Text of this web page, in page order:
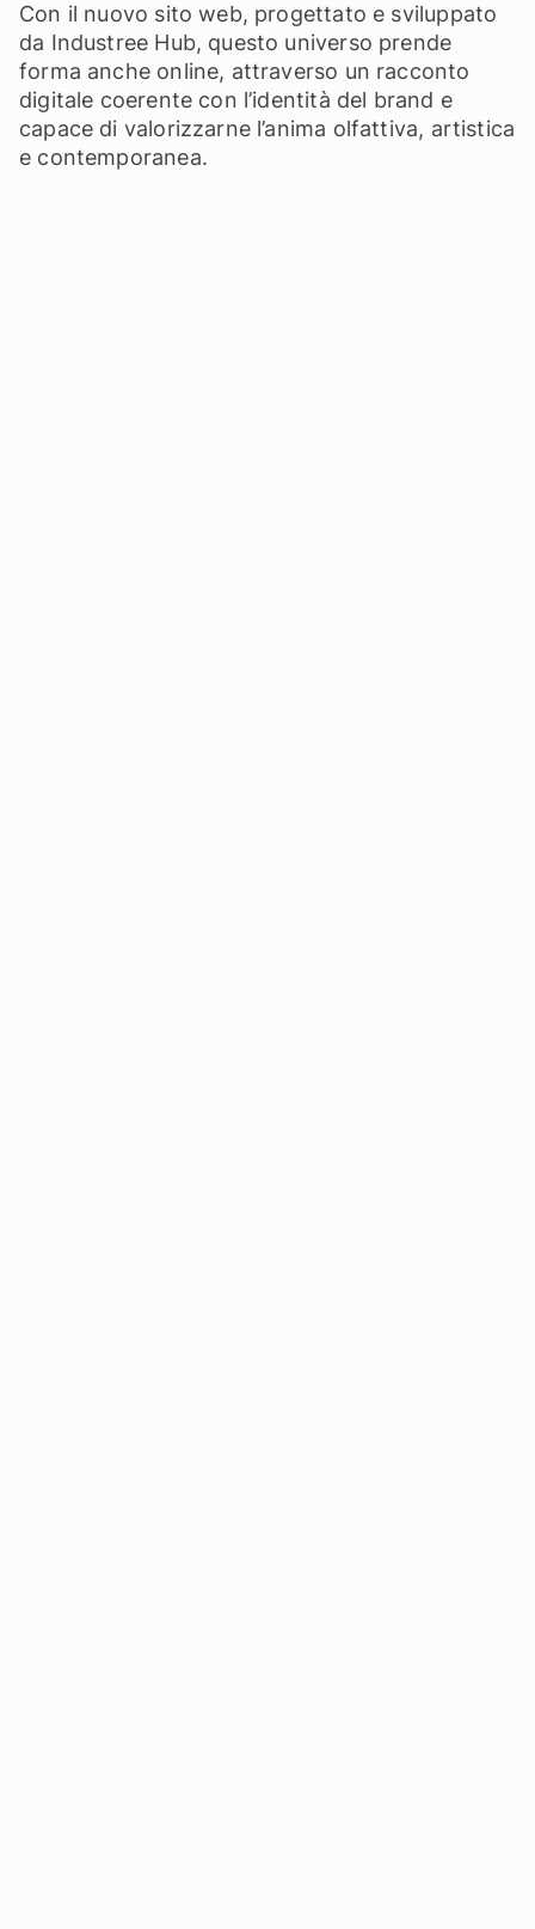
Con il nuovo sito web, progettato e sviluppato
da Industree Hub, questo universo prende
forma anche online, attraverso un racconto
digitale coerente con l’identità del brand e
capace di valorizzarne l’anima olfattiva, artistica
e contemporanea.